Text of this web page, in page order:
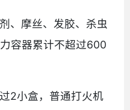
、摩丝、发胶、杀虫
容器累计不超过600
2小盒，普通打火机